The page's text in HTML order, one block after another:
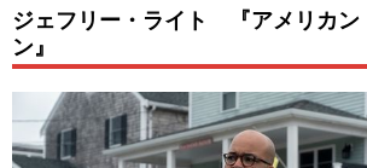
ジェフリー・ライト 『アメリカン
ン』